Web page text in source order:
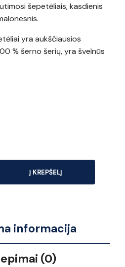
šepetėliais, kasdienis
yra aukščiausios
% šerno šerių, yra švelnūs
Į KREPŠELĮ
informacija
(0)